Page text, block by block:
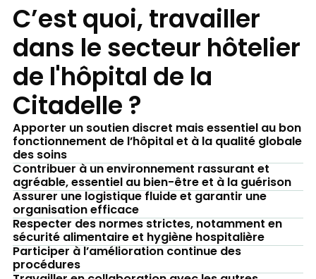
C’est quoi, travailler
dans le secteur hôtelier
de l'hôpital de la
Citadelle ?
Apporter un soutien discret mais essentiel au bon
fonctionnement de l’hôpital et à la qualité globale
des soins
Contribuer à un environnement rassurant et
agréable, essentiel au bien-être et à la guérison
Assurer une logistique fluide et garantir une
organisation efficace
Respecter des normes strictes, notamment en
sécurité alimentaire et hygiène hospitalière
Participer à l’amélioration continue des
procédures